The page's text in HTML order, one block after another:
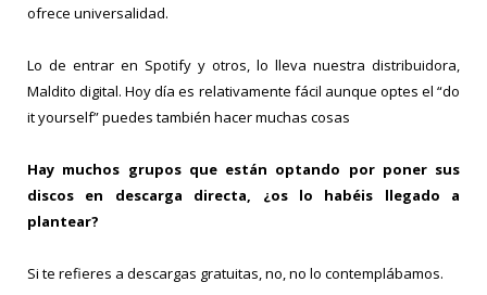
ofrece universalidad.
Lo de entrar en Spotify y otros, lo lleva nuestra distribuidora,
Maldito digital. Hoy día es relativamente fácil aunque optes el “do
it yourself” puedes también hacer muchas cosas
Hay muchos grupos que están optando por poner sus
discos en descarga directa, ¿os lo habéis llegado a
plantear?
Si te refieres a descargas gratuitas, no, no lo contemplábamos.